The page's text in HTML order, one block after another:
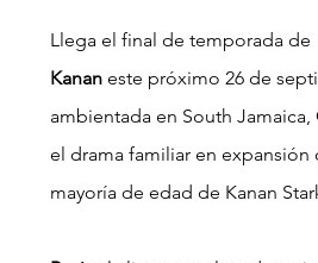
Llega el final de temporada de
Kanan este próximo 26 de
ambientada en South Jamaica,
el drama familiar en expansión
mayoría de edad de Kanan